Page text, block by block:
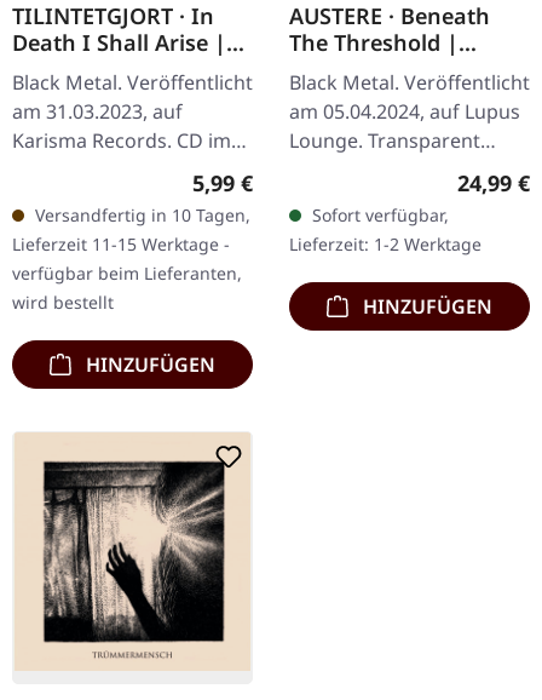
TILINTETGJORT · In
Death I Shall Arise |
CD
Black Metal. Veröffentlicht
am 31.03.2023, auf
Karisma Records. CD im
Jewelcase. Tilintetgjort
liefern mit „In Death I
Shall Arise" ein…
Regulärer Preis:
5,99 €
Versandfertig in 10 Tagen,
Lieferzeit 11-15 Werktage -
verfügbar beim Lieferanten,
wird bestellt
HINZUFÜGEN
AUSTERE · Beneath
The Threshold |
TRANSPARENT PETROL
LP
Black Metal. Veröffentlicht
am 05.04.2024, auf Lupus
Lounge. Transparent
petrolfarbenes Bio-Vinyl
im Gatefold-Cover mit
Insert, gefütterter…
24,99 €
Sofort verfügbar,
Lieferzeit: 1-2 Werktage
HINZUFÜGEN